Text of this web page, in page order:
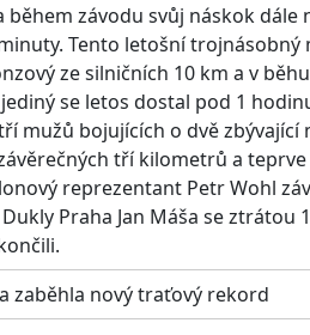
závodu svůj náskok dále
Tento letošní trojnásobný
ze silničních 10 km a v
jediný se letos dostal pod 1
mužů bojujících o dvě
tří kilometrů a
reprezentant Petr Wohl
Praha Jan Máša se
zaběhla nový traťový rekord